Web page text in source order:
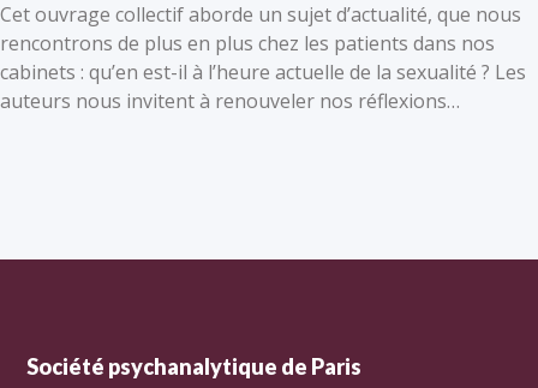
Cet ouvrage collectif aborde un sujet d’actualité, que nous
rencontrons de plus en plus chez les patients dans nos
cabinets : qu’en est-il à l’heure actuelle de la sexualité ? Les
auteurs nous invitent à renouveler nos réflexions…
Société psychanalytique de Paris